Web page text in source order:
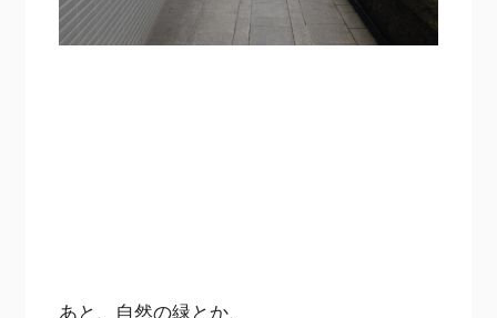
あと、自然の緑とか、